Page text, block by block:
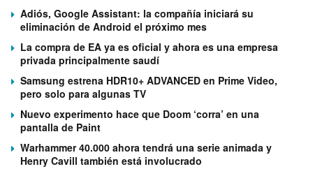
Adiós, Google Assistant: la compañía iniciará su
eliminación de Android el próximo mes
La compra de EA ya es oficial y ahora es una empresa
privada principalmente saudí
Samsung estrena HDR10+ ADVANCED en Prime Video,
pero solo para algunas TV
Nuevo experimento hace que Doom ‘corra’ en una
pantalla de Paint
Warhammer 40.000 ahora tendrá una serie animada y
Henry Cavill también está involucrado